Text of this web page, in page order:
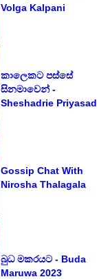
Volga Kalpani
කාලෙකට පස්සේ
සිනමාවෙන් -
Sheshadrie Priyasad
Gossip Chat With
Nirosha Thalagala
බුධ මකරයට - Buda
Maruwa 2023